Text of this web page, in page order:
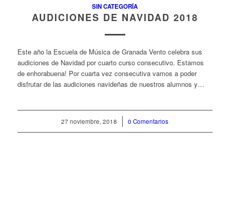
SIN CATEGORÍA
AUDICIONES DE NAVIDAD 2018
Este año la Escuela de Música de Granada Vento celebra sus
audiciones de Navidad por cuarto curso consecutivo. Estamos
de enhorabuena! Por cuarta vez consecutiva vamos a poder
disfrutar de las audiciones navideñas de nuestros alumnos y…
27 noviembre, 2018
/ 0 Comentarios